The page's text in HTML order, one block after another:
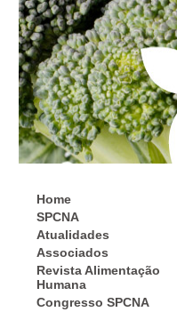
Home
SPCNA
Atualidades
Associados
Revista Alimentação
Humana
Congresso SPCNA